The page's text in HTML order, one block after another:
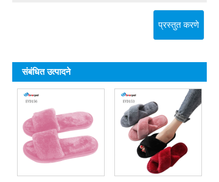
प्रस्तुत करणे
संबंधित उत्पादने